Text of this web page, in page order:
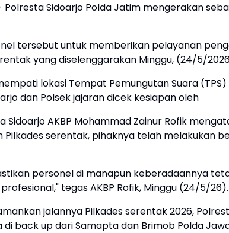
Polresta Sidoarjo Polda Jatim mengerakan
tersebut untuk memberikan pelayanan
yang diselenggarakan Minggu, (24/5/
lokasi Tempat Pemungutan Suara
dan Polsek jajaran dicek kesiapan oleh
Sidoarjo AKBP Mohammad Zainur Rofik
Pilkades serentak, pihaknya telah melakukan
personel di manapun keberadaannya
tegas AKBP Rofik, Minggu (24/5/26).
jalannya Pilkades serentak 2026,
di back up dari Samapta dan Brimob Polda